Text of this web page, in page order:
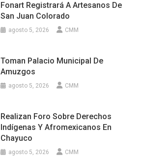
Fonart Registrará A Artesanos De
San Juan Colorado
agosto 5, 2026 CMM
Toman Palacio Municipal De
Amuzgos
agosto 5, 2026 CMM
Realizan Foro Sobre Derechos
Indígenas Y Afromexicanos En
Chayuco
agosto 5, 2026 CMM